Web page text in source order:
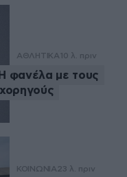
ΑΘΛΗΤΙΚΑ 10 λ. πριν
φανέλα με τους
χορηγούς
ΚΟΙΝΩΝΙΑ23 λ. πριν